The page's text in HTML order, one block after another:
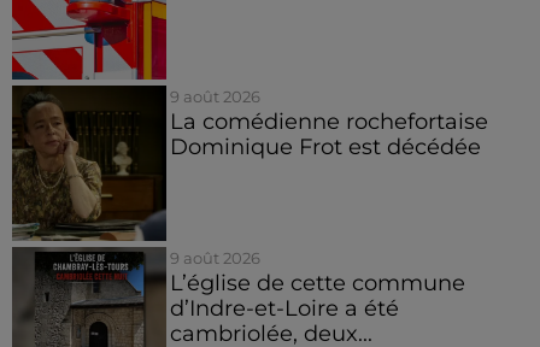
9 août 2026
La comédienne rochefortaise
Dominique Frot est décédée
9 août 2026
L’église de cette commune
d’Indre-et-Loire a été
cambriolée, deux...